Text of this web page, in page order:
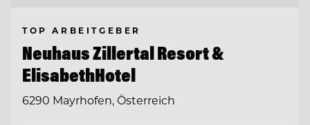
TOP ARBEITGEBER
Neuhaus Zillertal Resort &
ElisabethHotel
6290 Mayrhofen, Österreich